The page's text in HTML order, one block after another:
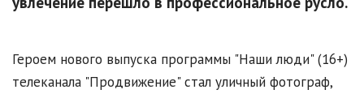
Героем нового выпуска программы "Наши люди" (16+)
телеканала "Продвижение" стал уличный фотограф,